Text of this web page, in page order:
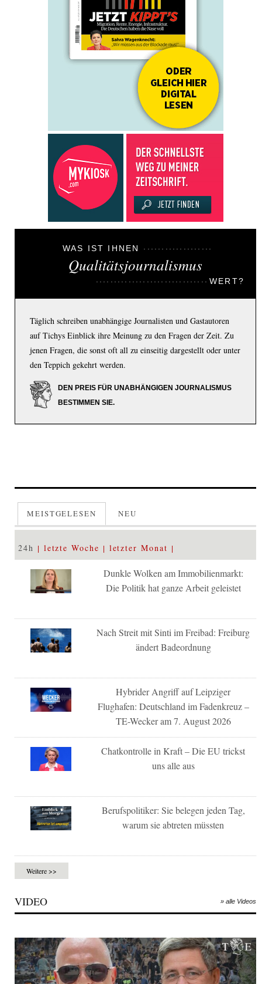
WAS IST IHNEN
Qualitätsjournalismus
WERT?
Täglich schreiben unabhängige Journalisten und Gastautoren
auf Tichys Einblick ihre Meinung zu den Fragen der Zeit. Zu
jenen Fragen, die sonst oft all zu einseitig dargestellt oder unter
den Teppich gekehrt werden.
DEN PREIS FÜR UNABHÄNGIGEN JOURNALISMUS
BESTIMMEN SIE.
MEISTGELESEN NEU
24h letzte Woche letzter Monat
Dunkle Wolken am Immobilienmarkt:
Die Politik hat ganze Arbeit geleistet
Nach Streit mit Sinti im Freibad: Freiburg
ändert Badeordnung
Hybrider Angriff auf Leipziger
Flughafen: Deutschland im Fadenkreuz –
TE-Wecker am 7. August 2026
Chatkontrolle in Kraft – Die EU trickst
uns alle aus
Berufspolitiker: Sie belegen jeden Tag,
warum sie abtreten müssten
Weitere >>
VIDEO » alle Videos